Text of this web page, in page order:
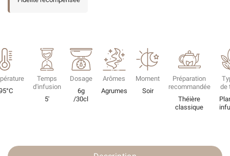
Temps
d'infusion
5'
Dosage
6g
/30cl
Arômes
Agrumes
Moment
Soir
Préparation
recommandée
Théière
classique
de